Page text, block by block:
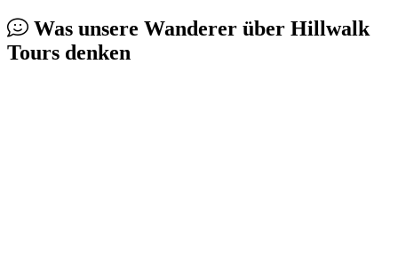
Was unsere Wanderer über Hillwalk
Tours denken